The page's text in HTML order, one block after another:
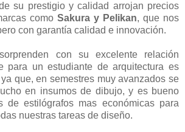
su prestigio y calidad arrojan precios
como Sakura y Pelikan, que nos
con garantía calidad e innovación.
con su excelente relación
para un estudiante de arquitectura es
que, en semestres muy avanzados se
en insumos de dibujo, y es bueno
de estilógrafos mas económicas para
nuestras tareas de diseño.